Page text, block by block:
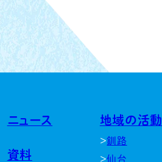
ニュース
資料
地域の活動
釧路
仙台